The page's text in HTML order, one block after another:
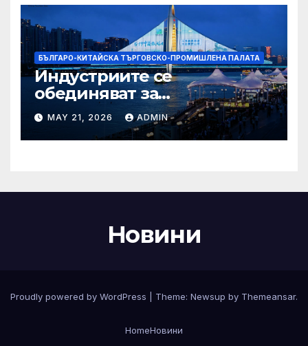
БЪЛГАРО-КИТАЙСКА ТЪРГОВСКО-ПРОМИШЛЕНА ПАЛАТА
Индустриите се
обединяват за
висококачествен растеж на
културния и
туристическия сектор
MAY 21, 2026 ADMIN
Новини
Proudly powered by WordPress Theme: Newsup by Themeansar.
HomeНовини